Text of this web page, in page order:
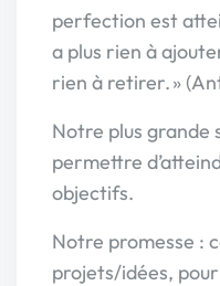
perfection est
a plus rien à
rien à retirer. »
Notre plus grande
permettre
objectifs.
Notre promesse :
projets/idées,